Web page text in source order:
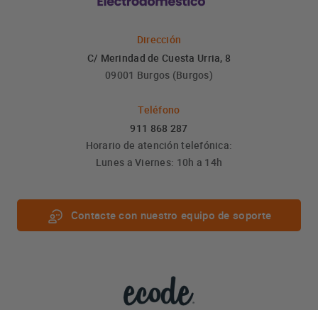
Dirección
C/ Merindad de Cuesta Urria, 8
09001 Burgos (Burgos)
Teléfono
911 868 287
Horario de atención telefónica:
Lunes a Viernes: 10h a 14h
Contacte con nuestro equipo de soporte